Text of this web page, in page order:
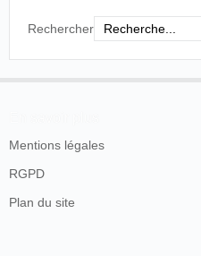
Rechercher
Mentions légales
RGPD
Plan du site